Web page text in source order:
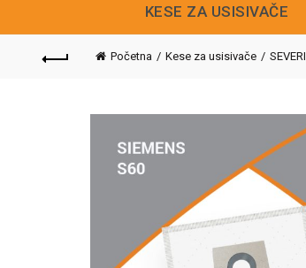
KESE ZA USISIVAČE
Početna Kese za usisivače